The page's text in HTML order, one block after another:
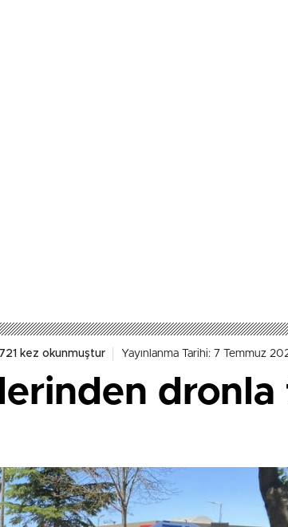
721 kez okunmuştur Yayınlanma Tarihi: 7 Temmuz